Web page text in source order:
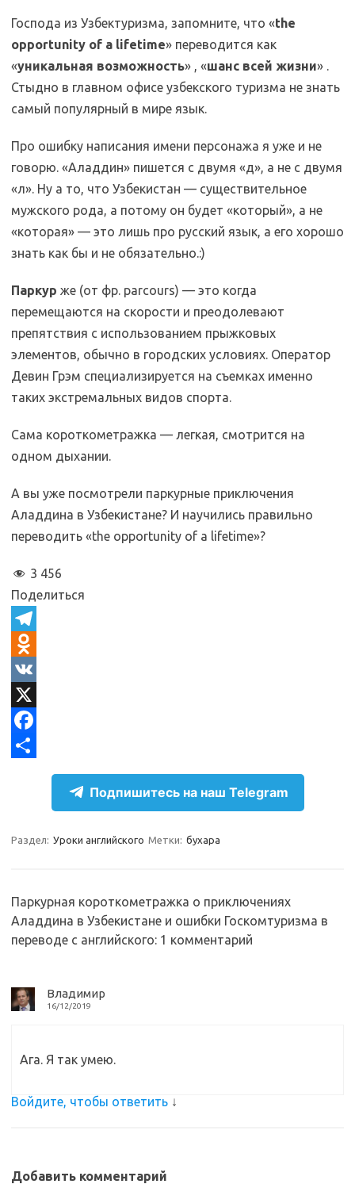
Господа из Узбектуризма, запомните, что «the
opportunity of a lifetime» переводится как
«уникальная возможность» , «шанс всей жизни» .
Стыдно в главном офисе узбекского туризма не знать
самый популярный в мире язык.
Про ошибку написания имени персонажа я уже и не
говорю. «Аладдин» пишется с двумя «д», а не с двумя
«л». Ну а то, что Узбекистан — существительное
мужского рода, а потому он будет «который», а не
«которая» — это лишь про русский язык, а его хорошо
знать как бы и не обязательно.:)
Паркур же (от фр. parcours) — это когда
перемещаются на скорости и преодолевают
препятствия с использованием прыжковых
элементов, обычно в городских условиях. Оператор
Девин Грэм специализируется на съемках именно
таких экстремальных видов спорта.
Сама короткометражка — легкая, смотрится на
одном дыхании.
А вы уже посмотрели паркурные приключения
Аладдина в Узбекистане? И научились правильно
переводить «the opportunity of a lifetime»?
3 456
Поделиться
T
e
e
g
O
d
n
o
s
n
i
k
V
KX
F
b
o
k
р
в
и
т
Подпишитесь на наш Telegram
Раздел: Уроки английского Метки: бухара
Паркурная короткометражка о приключениях
Аладдина в Узбекистане и ошибки Госкомтуризма в
переводе с английского: 1 комментарий
Владимир
16/12/2019
Ага. Я так умею.
Войдите, чтобы ответить ↓
Добавить комментарий